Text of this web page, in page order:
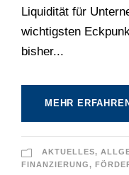
Liquidität für
wichtigsten
bisher...
MEHR ERFAHREN
AKTUELLES,
FINANZIERUNG,